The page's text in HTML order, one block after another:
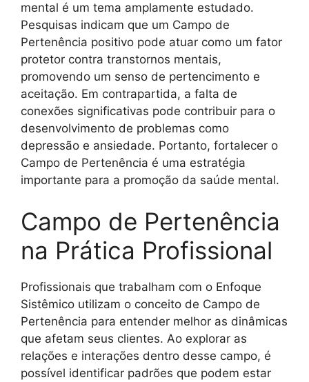
mental é um tema amplamente estudado.
Pesquisas indicam que um Campo de
Pertenência positivo pode atuar como um fator
protetor contra transtornos mentais,
promovendo um senso de pertencimento e
aceitação. Em contrapartida, a falta de
conexões significativas pode contribuir para o
desenvolvimento de problemas como
depressão e ansiedade. Portanto, fortalecer o
Campo de Pertenência é uma estratégia
importante para a promoção da saúde mental.
Campo de Pertenência
na Prática Profissional
Profissionais que trabalham com o Enfoque
Sistêmico utilizam o conceito de Campo de
Pertenência para entender melhor as dinâmicas
que afetam seus clientes. Ao explorar as
relações e interações dentro desse campo, é
possível identificar padrões que podem estar